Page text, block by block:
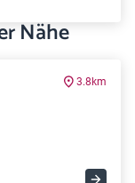
Nähe
3.8km